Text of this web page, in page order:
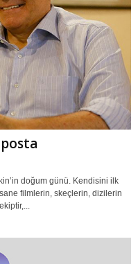
doğum günü. Kendisini ilk
filmlerin, skeçlerin, dizilerin